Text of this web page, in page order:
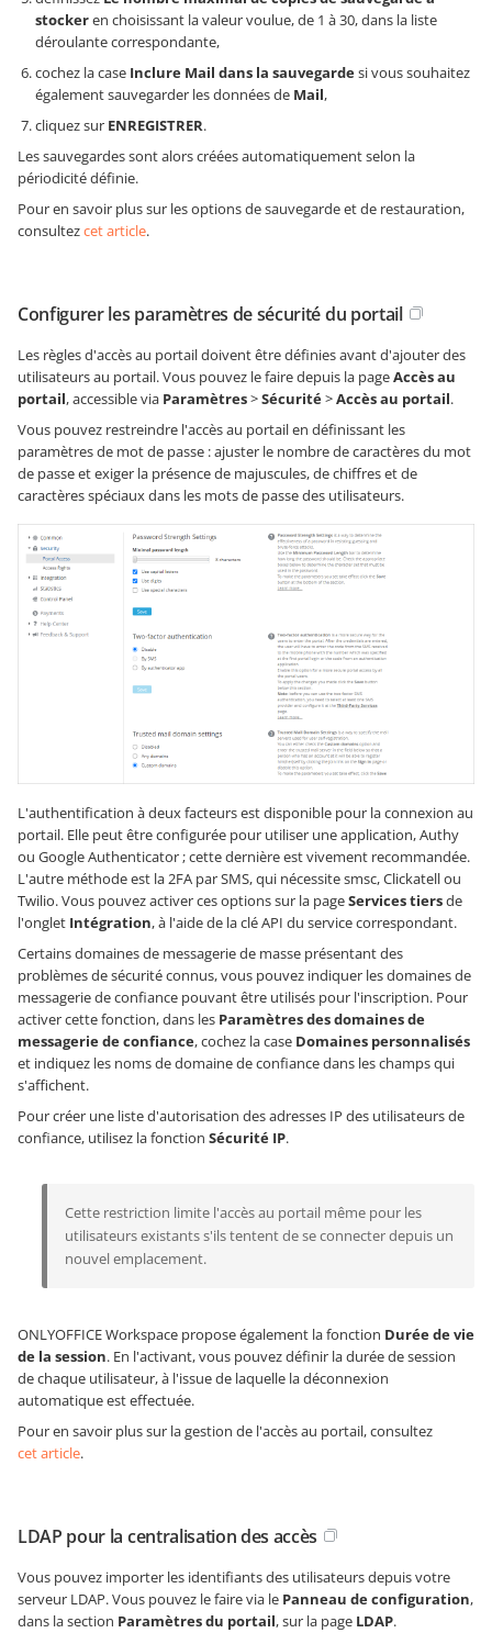
stockeren choisissant la valeur voulue, de 1 à 30, dans la liste
déroulante correspondante,
cochez la case Inclure Mail dans la sauvegardesi vous souhaitez
également sauvegarder les données de Mail,
cliquez sur ENREGISTRER.
Les sauvegardes sont alors créées automatiquement selon la
périodicité définie.
Pour en savoir plus sur les options de sauvegarde et de restauration,
consultezcet article.
Configurer les paramètres de sécurité du portail
Les règles d'accès au portail doivent être définies avant d'ajouter des
utilisateurs au portail. Vous pouvez le faire depuis la pageAccès au
portail, accessible via Paramètres>Sécurité>Accès au portail.
Vous pouvez restreindre l'accès au portail en définissant les
paramètres de mot de passe : ajuster le nombre de caractères du mot
de passe et exiger la présence de majuscules, de chiffres et de
caractères spéciaux dans les mots de passe des utilisateurs.
L'authentification à deux facteurs est disponible pour la connexion au
portail. Elle peut être configurée pour utiliser une application, Authy
ou Google Authenticator ; cette dernière est vivement recommandée.
L'autre méthode est la 2FA par SMS, qui nécessite smsc, Clickatell ou
Twilio. Vous pouvez activer ces options sur la pageServices tiersde
l'onglet Intégration, à l'aide de la clé API du service correspondant.
Certains domaines de messagerie de masse présentant des
problèmes de sécurité connus, vous pouvez indiquer les domaines de
messagerie de confiance pouvant être utilisés pour l'inscription. Pour
activer cette fonction, dans les Paramètres des domaines de
messagerie de confiance, cochez la case Domaines personnalisés
et indiquez les noms de domaine de confiance dans les champs qui
s'affichent.
Pour créer une liste d'autorisation des adresses IP des utilisateurs de
confiance, utilisez la fonction Sécurité IP.
Cette restriction limite l'accès au portail même pour les
utilisateurs existants s'ils tentent de se connecter depuis un
nouvel emplacement.
ONLYOFFICE Workspace propose également la fonction Durée de vie
de la session. En l'activant, vous pouvez définir la durée de session
de chaque utilisateur, à l'issue de laquelle la déconnexion
automatique est effectuée.
Pour en savoir plus sur la gestion de l'accès au portail, consultez
cet article.
LDAP pour la centralisation des accès
Vous pouvez importer les identifiants des utilisateurs depuis votre
serveur LDAP. Vous pouvez le faire via le Panneau de configuration,
dans la section Paramètres du portail, sur la page LDAP.